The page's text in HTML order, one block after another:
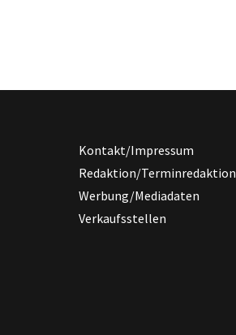
Kontakt/Impressum
Redaktion/Terminredaktion
Werbung/Mediadaten
Verkaufsstellen